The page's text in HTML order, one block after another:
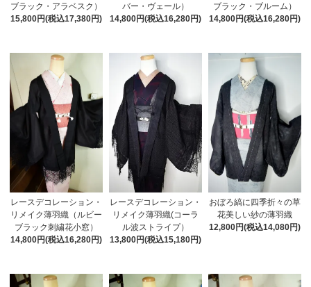
ブラック・アラベスク）
15,800円(税込17,380円)
バー・ヴェール）
14,800円(税込16,280円)
ブラック・ブルーム）
14,800円(税込16,280円)
レースデコレーション・
リメイク薄羽織（ルビー
ブラック刺繍花小窓）
14,800円(税込16,280円)
レースデコレーション・
リメイク薄羽織(コーラ
ル波ストライプ）
13,800円(税込15,180円)
おぼろ縞に四季折々の草
花美しい紗の薄羽織
12,800円(税込14,080円)